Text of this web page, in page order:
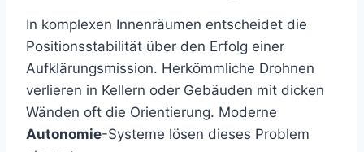
In komplexen Innenräumen entscheidet die
Positionsstabilität über den Erfolg einer
Aufklärungsmission. Herkömmliche Drohnen
verlieren in Kellern oder Gebäuden mit dicken
Wänden oft die Orientierung. Moderne
Autonomie-Systeme lösen dieses Problem